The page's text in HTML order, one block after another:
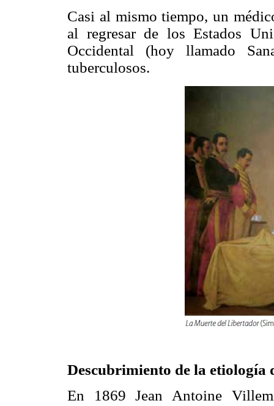
Casi al mismo tiempo, un
al regresar de los Estados
Occidental (hoy llamado
tuberculosos.
Descubrimiento de la etiología
En 1869 Jean Antoine